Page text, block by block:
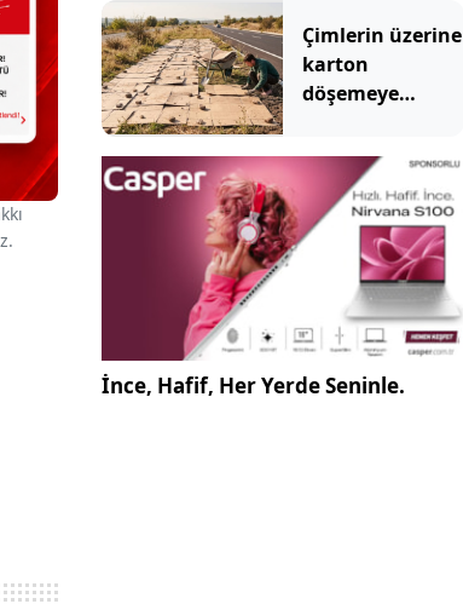
çıkıyor
Çimlerin üzerine
karton
döşemeye
İnce, Hafif, Her Yerde Seninle.